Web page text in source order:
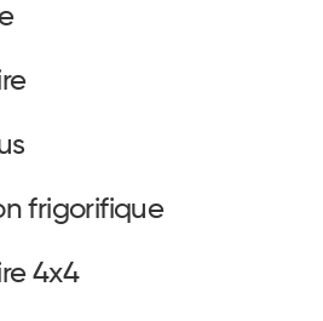
frigorifique
4x4